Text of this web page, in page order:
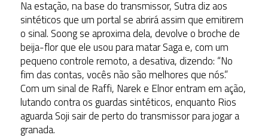
Na estação, na base do transmissor, Sutra diz aos
sintéticos que um portal se abrirá assim que emitirem
o sinal. Soong se aproxima dela, devolve o broche de
beija-flor que ele usou para matar Saga e, com um
pequeno controle remoto, a desativa, dizendo: “No
fim das contas, vocês não são melhores que nós.”
Com um sinal de Raffi, Narek e Elnor entram em ação,
lutando contra os guardas sintéticos, enquanto Rios
aguarda Soji sair de perto do transmissor para jogar a
granada.